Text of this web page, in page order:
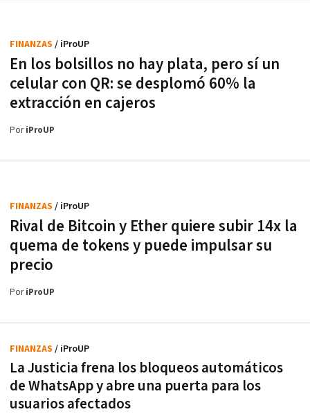
En los bolsillos no hay plata, pero sí un
celular con QR: se desplomó 60% la
extracción en cajeros
FINANZAS / iProUP
PoriProUP
Rival de Bitcoin y Ether quiere subir 14x la
quema de tokens y puede impulsar su
precio
FINANZAS / iProUP
PoriProUP
La Justicia frena los bloqueos automáticos
de WhatsApp y abre una puerta para los
usuarios afectados
FINANZAS / iProUP